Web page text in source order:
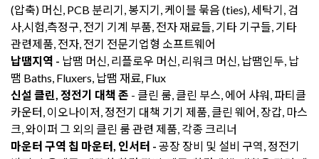
(압축) 머신, PCB 분리기, 봉지기, 케이블 묶음 (ties), 세탁기, 검
사,시험,측정구, 전기 기계 부품, 전자 재료들, 기타 기구들, 기타
관련제품, 전자, 전기 전문기업형 소프트웨어
납땜지역 - 납땜 머신, 리플로우 머신, 리워크 머신, 납땜인두, 납
땜 Baths, Fluxers, 납땜 재료, Flux
신설 클린, 정전기 대책 존 - 클린 룸, 클린 부스, 에어 샤워, 파티클
카운터, 이오나이저, 정전기 대책 기기 제품, 클린 웨어, 장갑, 마스
크, 와이퍼 그 외의 클린 룸 관련 제품, 각종 크리너
마운터 구역 칩 마운터, 인서터 - 공장 장비 및 설비 구역, 정전기